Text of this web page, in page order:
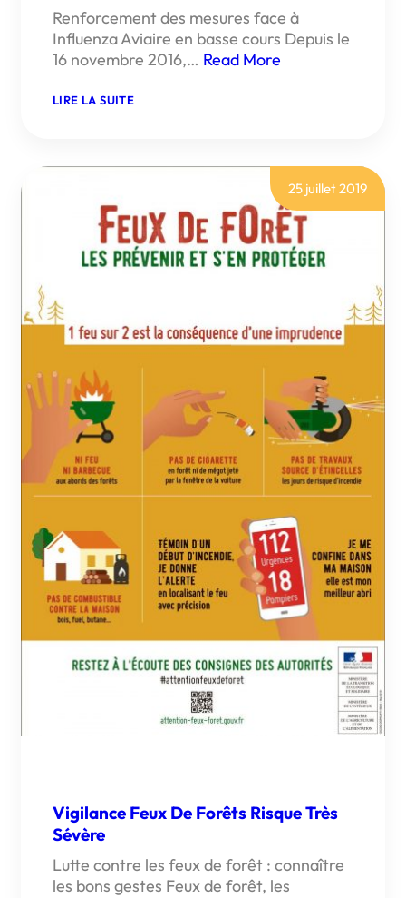
Renforcement des mesures face à
Influenza Aviaire en basse cours Depuis le
16 novembre 2016,… Read More
LIRE LA SUITE:
À
EN
BASSE
COURS
25 juillet 2019
Vigilance Feux De Forêts Risque Très
Sévère
Lutte contre les feux de forêt : connaître
les bons gestes Feux de forêt, les